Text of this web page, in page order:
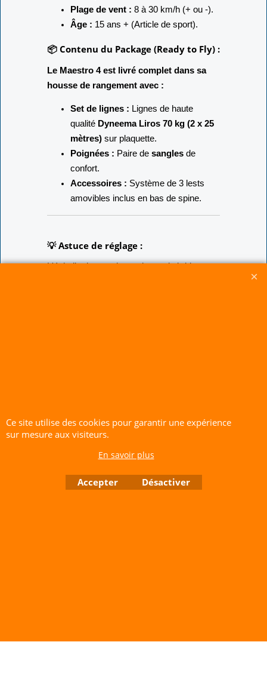
Plage de vent : 8 à 30 km/h (+ ou -).
Âge : 15 ans + (Article de sport).
📦 Contenu du Package (Ready to Fly) :
Le Maestro 4 est livré complet dans sa
housse de rangement avec :
Set de lignes : Lignes de haute
qualité Dyneema Liros 70 kg (2 x 25
mètres)sur plaquette.
Poignées : Paire de sanglesde
confort.
Accessoires : Système de 3 lests
amovibles inclus en bas de spine.
💡 Astuce de réglage :
L'échelle de nœuds au niveau du bridage
CERF-VOLANT SERVICE 53 rue de Thubeauville 62650 Parenty. France
Vente directe auprès de notre local uniquement sur rendez-vous
Tél: 06 80 60 73 47 Mail:cerfvolantservice@gmail.com
Ce site utilise des cookies pour garantir une expérience
sur mesure aux visiteurs.
En savoir plus
Accepter Désactiver